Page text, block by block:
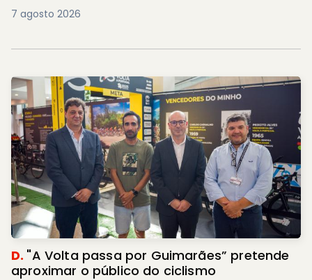
7 agosto 2026
D. "A Volta passa por Guimarães” pretende
aproximar o público do ciclismo